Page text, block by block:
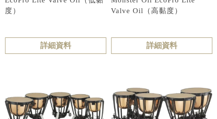
度）
詳細資料
Valve Oil（高黏度）
詳細資料